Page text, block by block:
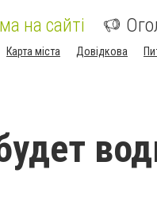
на сайті
Карта міста Довідкова